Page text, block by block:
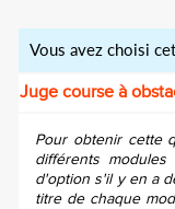
Vous avez choisi
Juge course à
Pour obtenir cette
différents
d'option s'il y en a
titre de chaque